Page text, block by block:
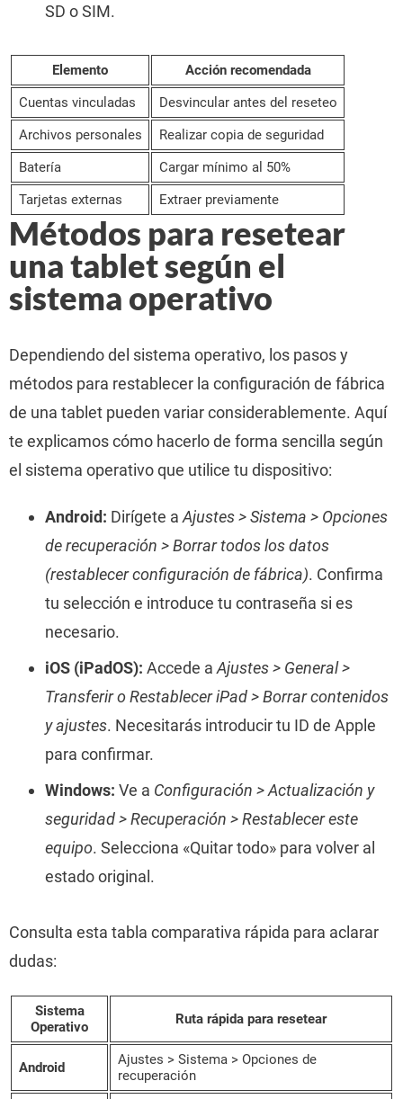
SD o SIM.
Elemento
Acción recomendada
Cuentas vinculadas
Desvincular antes del reseteo
Archivos personales
Realizar copia de seguridad
Batería
Cargar mínimo al 50%
Tarjetas externas
Extraer previamente
Métodos para resetear
una tablet según el
sistema operativo
Dependiendo del sistema operativo, los pasos y
métodos para restablecer la configuración de fábrica
de una tablet pueden variar considerablemente. Aquí
te explicamos cómo hacerlo de forma sencilla según
el sistema operativo que utilice tu dispositivo:
Android: Dirígete a Ajustes > Sistema > Opciones
de recuperación > Borrar todos los datos
(restablecer configuración de fábrica). Confirma
tu selección e introduce tu contraseña si es
necesario.
iOS (iPadOS): Accede a Ajustes > General >
Transferir o Restablecer iPad > Borrar contenidos
y ajustes. Necesitarás introducir tu ID de Apple
para confirmar.
Windows: Ve a Configuración > Actualización y
seguridad > Recuperación > Restablecer este
equipo. Selecciona «Quitar todo» para volver al
estado original.
Consulta esta tabla comparativa rápida para aclarar
dudas:
Sistema
Operativo
Ruta rápida para resetear
Android
Ajustes > Sistema > Opciones de
recuperación